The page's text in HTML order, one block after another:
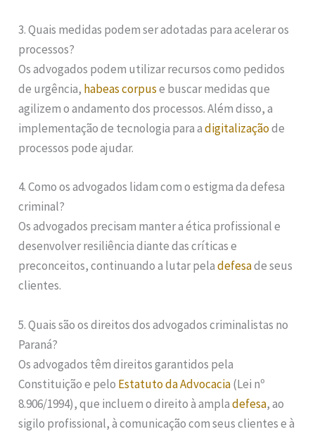
3. Quais medidas podem ser adotadas para acelerar os
processos?
Os advogados podem utilizar recursos como pedidos
de urgência, habeas corpuse buscar medidas que
agilizem o andamento dos processos. Além disso, a
implementação de tecnologia para adigitalizaçãode
processos pode ajudar.
4. Como os advogados lidam com o estigma da defesa
criminal?
Os advogados precisam manter a ética profissional e
desenvolver resiliência diante das críticas e
preconceitos, continuando a lutar peladefesade seus
clientes.
5. Quais são os direitos dos advogados criminalistas no
Paraná?
Os advogados têm direitos garantidos pela
Constituição e pelo Estatuto da Advocacia(Lei nº
8.906/1994), que incluem o direito à ampladefesa, ao
sigilo profissional, à comunicação com seus clientes e à